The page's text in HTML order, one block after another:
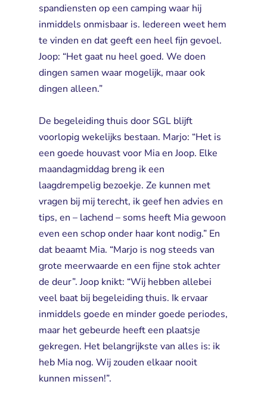
spandiensten op een camping waar hij
inmiddels onmisbaar is. Iedereen weet hem
te vinden en dat geeft een heel fijn gevoel.
Joop: “Het gaat nu heel goed. We doen
dingen samen waar mogelijk, maar ook
dingen alleen.”
De begeleiding thuis door SGL blijft
voorlopig wekelijks bestaan. Marjo: “Het is
een goede houvast voor Mia en Joop. Elke
maandagmiddag breng ik een
laagdrempelig bezoekje. Ze kunnen met
vragen bij mij terecht, ik geef hen advies en
tips, en – lachend – soms heeft Mia gewoon
even een schop onder haar kont nodig.” En
dat beaamt Mia. “Marjo is nog steeds van
grote meerwaarde en een fijne stok achter
de deur”. Joop knikt: “Wij hebben allebei
veel baat bij begeleiding thuis. Ik ervaar
inmiddels goede en minder goede periodes,
maar het gebeurde heeft een plaatsje
gekregen. Het belangrijkste van alles is: ik
heb Mia nog. Wij zouden elkaar nooit
kunnen missen!”.